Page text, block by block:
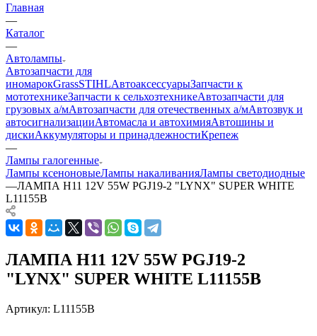
Главная
—
Каталог
—
Автолампы
Автозапчасти для
иномарокGrassSTIHLАвтоаксессуарыЗапчасти к
мототехникеЗапчасти к сельхозтехникеАвтозапчасти для
грузовых а/мАвтозапчасти для отечественных а/мАвтозвук и
автосигнализацииАвтомасла и автохимияАвтошины и
дискиАккумуляторы и принадлежностиКрепеж
—
Лампы галогенные
Лампы ксеноновыеЛампы накаливанияЛампы светодиодные
—ЛАМПА H11 12V 55W PGJ19-2 "LYNX" SUPER WHITE
L11155B
ЛАМПА H11 12V 55W PGJ19-2
"LYNX" SUPER WHITE L11155B
Артикул: L11155B